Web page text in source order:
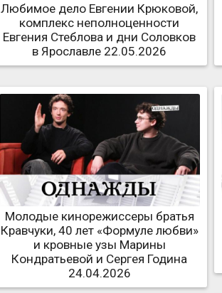
Любимое дело Евгении Крюковой,
комплекс неполноценности
Евгения Стеблова и дни Соловков
в Ярославле 22.05.2026
Молодые кинорежиссеры братья
Кравчуки, 40 лет «Формуле любви»
и кровные узы Марины
Кондратьевой и Сергея Година
24.04.2026